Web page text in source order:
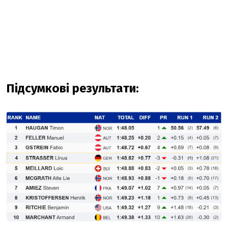
Підсумкові результати: